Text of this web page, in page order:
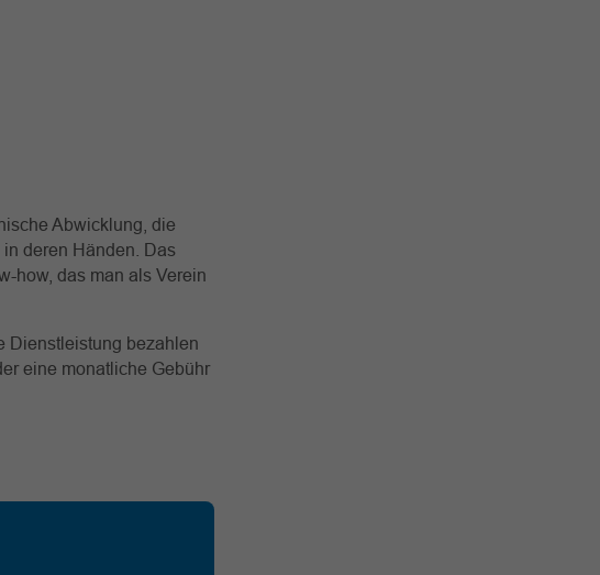
Abwicklung, die
deren Händen. Das
how, das man als Verein
Dienstleistung bezahlen
eine monatliche Gebühr